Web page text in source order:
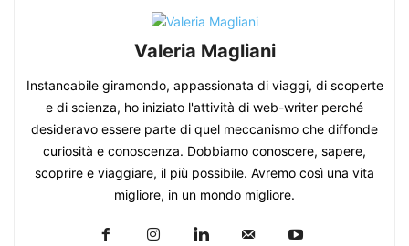
Valeria Magliani
Instancabile giramondo, appassionata di viaggi, di scoperte
e di scienza, ho iniziato l'attività di web-writer perché
desideravo essere parte di quel meccanismo che diffonde
curiosità e conoscenza. Dobbiamo conoscere, sapere,
scoprire e viaggiare, il più possibile. Avremo così una vita
migliore, in un mondo migliore.